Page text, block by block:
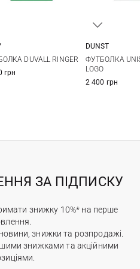
DUVALL RINGER
грн
DUNST
ФУТБОЛКА
LOGO
2 400 грн
ЗА ПІДПИСКУ
знижку 10%* на перше
знижки та розпродажі.
знижками та акційними